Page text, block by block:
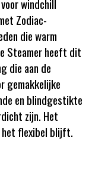
Zodiac-
die warm
Steamer heeft dit
die aan de
gemakkelijke
en blindgestikte
zijn. Het
het flexibel blijft.